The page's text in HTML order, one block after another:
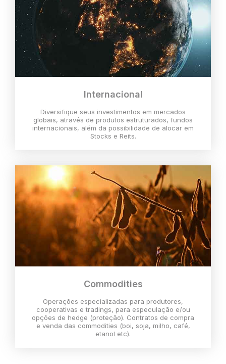
Internacional
Diversifique seus investimentos em mercados
globais, através de produtos estruturados, fundos
internacionais, além da possibilidade de alocar em
Stocks e Reits.
Commodities
Operações especializadas para produtores,
cooperativas e tradings, para especulação e/ou
opções de hedge (proteção). Contratos de compra
e venda das commodities (boi, soja, milho, café,
etanol etc).